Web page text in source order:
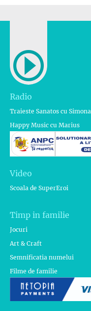
Radio
Traieste Sanatos cu Simona
Happy Music cu Marius
Video
Scoala de SuperEroi
Timp in familie
Jocuri
Art & Craft
Semnificatia numelui
Filme de familie